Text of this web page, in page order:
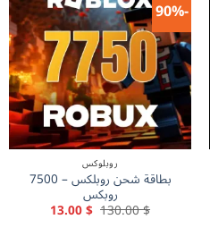
بطاقة شحن روبلكس – 7500
روبكس
السعر
الأصلي
13.00$ السعر
الحالي